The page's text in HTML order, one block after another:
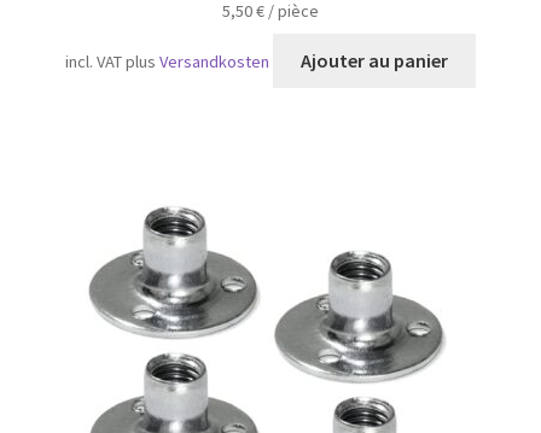
5,50€ /pièce
incl. VATplusVersandkosten Ajouter au panier